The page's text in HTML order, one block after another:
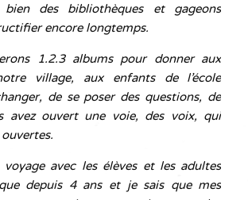
bien des bibliothèques et gageons
encore longtemps.
1.2.3 albums pour donner aux
village, aux enfants de l’école
de se poser des questions, de
avez ouvert une voie, des voix, qui
avec les élèves et les adultes
depuis 4 ans et je sais que mes